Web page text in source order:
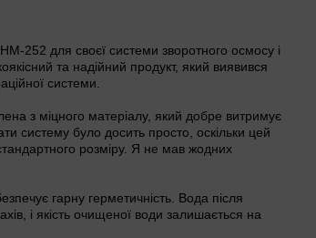
252 для своєї системи зворотного осмосу і
та надійний продукт, який виявився
системи.
з міцного матеріалу, який добре витримує
систему було досить просто, оскільки цей
розміру. Я не мав жодних
гарну герметичність. Вода після
і якість очищеної води залишається на